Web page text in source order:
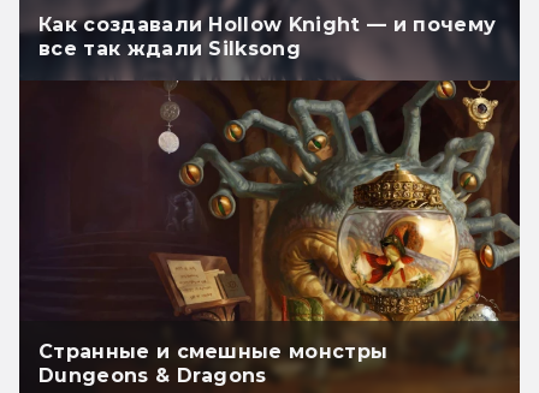
Как создавали Hollow Knight — и почему
все так ждали Silksong
Странные и смешные монстры
Dungeons & Dragons